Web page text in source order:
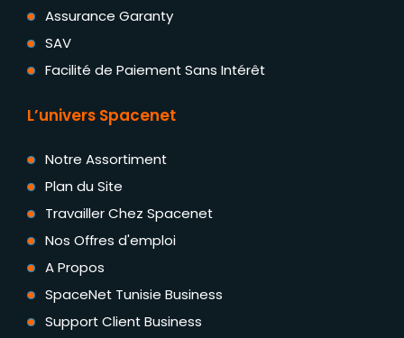
Assurance Garanty
SAV
Facilité de Paiement Sans Intérêt
L’univers Spacenet
Notre Assortiment
Plan du Site
Travailler Chez Spacenet
Nos Offres d'emploi
A Propos
SpaceNet Tunisie Business
Support Client Business